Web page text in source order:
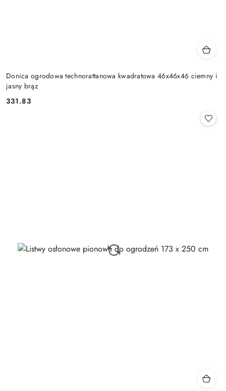
Donica ogrodowa technorattanowa kwadratowa 46x46x46 ciemny i
jasny brąz
Cena:
331.83